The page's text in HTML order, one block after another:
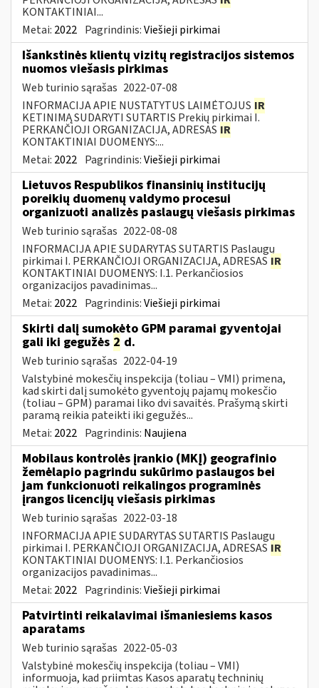
KONTAKTINIAI...
Metai: 2022 Pagrindinis:Viešieji pirkimai
Išankstinės klientų vizitų registracijos sistemos
nuomos viešasis pirkimas
Web turinio sąrašas 2022-07-08
INFORMACIJA APIE NUSTATYTUS LAIMĖTOJUS IR
KETINIMĄ SUDARYTI SUTARTIS Prekių pirkimai I.
PERKANČIOJI ORGANIZACIJA, ADRESAS IR
KONTAKTINIAI DUOMENYS:...
Metai: 2022 Pagrindinis:Viešieji pirkimai
Lietuvos Respublikos finansinių institucijų
poreikių duomenų valdymo procesui
organizuoti analizės paslaugų viešasis pirkimas
Web turinio sąrašas 2022-08-08
INFORMACIJA APIE SUDARYTAS SUTARTIS Paslaugų
pirkimai I. PERKANČIOJI ORGANIZACIJA, ADRESAS IR
KONTAKTINIAI DUOMENYS: I.1. Perkančiosios
organizacijos pavadinimas...
Metai: 2022 Pagrindinis:Viešieji pirkimai
Skirti dalį sumokėto GPM paramai gyventojai
gali iki gegužės 2 d.
Web turinio sąrašas 2022-04-19
Valstybinė mokesčių inspekcija (toliau – VMI) primena,
kad skirti dalį sumokėto gyventojų pajamų mokesčio
(toliau – GPM) paramai liko dvi savaitės. Prašymą skirti
paramą reikia pateikti iki gegužės...
Metai: 2022 Pagrindinis: Naujiena
Mobilaus kontrolės įrankio (MKĮ) geografinio
žemėlapio pagrindu sukūrimo paslaugos bei
jam funkcionuoti reikalingos programinės
įrangos licencijų viešasis pirkimas
Web turinio sąrašas 2022-03-18
INFORMACIJA APIE SUDARYTAS SUTARTIS Paslaugų
pirkimai I. PERKANČIOJI ORGANIZACIJA, ADRESAS IR
KONTAKTINIAI DUOMENYS: I.1. Perkančiosios
organizacijos pavadinimas...
Metai: 2022 Pagrindinis:Viešieji pirkimai
Patvirtinti reikalavimai išmaniesiems kasos
aparatams
Web turinio sąrašas 2022-05-03
Valstybinė mokesčių inspekcija (toliau – VMI)
informuoja, kad priimtas Kasos aparatų techninių